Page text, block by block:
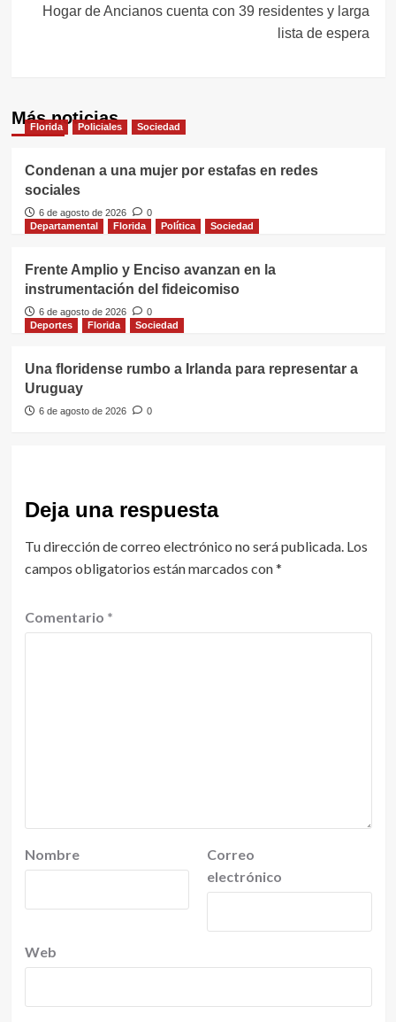
Hogar de Ancianos cuenta con 39 residentes y larga
lista de espera
Más noticias
Florida Policiales Sociedad
Condenan a una mujer por estafas en redes
sociales
6 de agosto de 2026
0
Departamental
Florida Política Sociedad
Frente Amplio y Enciso avanzan en la
instrumentación del fideicomiso
6 de agosto de 2026
0
Deportes
Florida Sociedad
Una floridense rumbo a Irlanda para representar a
Uruguay
6 de agosto de 2026 0
Deja una respuesta
Tu dirección de correo electrónico no será publicada. Los
campos obligatorios están marcados con*
Comentario *
Nombre
Correo
electrónico
Web